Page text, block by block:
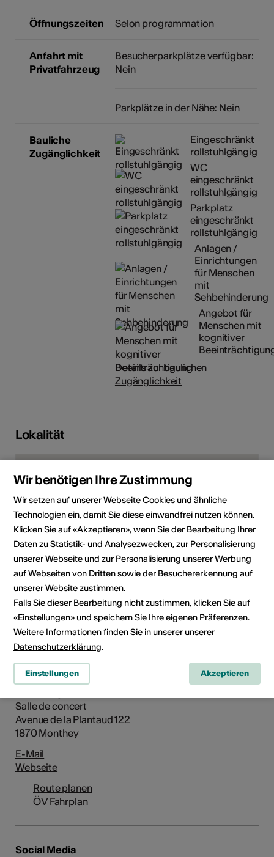
Öffnungszeiten Selon programmation
Anfahrt mit
Privatfahrzeug
Besucherparkplätze verfügbar:
Nein
Parkplätze in der Nähe: Nein
Bauliche
Zugänglichkeit
Eingeschränkt
rollstuhlgängig
WC
eingeschränkt
rollstuhlgängig
Parkplatz
eingeschränkt
rollstuhlgängig
Anlagen /
Einrichtungen
für Menschen
mit
Sehbehinderung
Angebot für
Menschen mit
kognitiver
Details zur baulichen
Zugänglichkeit
Lokalität
Route planen
ÖV Fahrplan
Adresse
Pont Rouge
Salle de concert
Avenue de la Plantaud 122
1870 Monthey
E-Mail
Webseite
Route planen
ÖV Fahrplan
Social Media
Wir benötigen Ihre Zustimmung
Wir setzen auf unserer Webseite Cookies und ähnliche
Technologien ein, damit Sie diese einwandfrei nutzen können.
Klicken Sie auf «Akzeptieren», wenn Sie der Bearbeitung Ihrer
Daten zu Statistik- und Analysezwecken, zur Personalisierung
unserer Webseite und zur Personalisierung unserer Werbung
auf Webseiten von Dritten sowie der Besuchererkennung auf
unserer Website zustimmen.
Falls Sie dieser Bearbeitung nicht zustimmen, klicken Sie auf
«Einstellungen» und speichern Sie Ihre eigenen Präferenzen.
Weitere Informationen finden Sie in unserer unserer
Datenschutzerklärung.
Einstellungen Akzeptieren